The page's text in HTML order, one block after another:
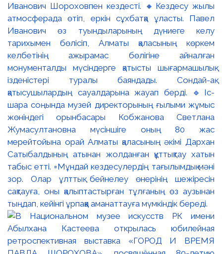
Иванович Шороховпен кездесті. 🔸Кездесу жылы
атмосферада өтіп, еркін сұхбатқа ұласты. Павел
Иванович өз туындыларының дүниеге келу
тарихымен бөлісіп, Алматы қаласының көркем
келбетінің ажырамас бөлігіне айналған
монументалды мүсіндерге қатысты шығармашылық
ізденістері туралы баяндады. Сондай-ақ
қатысушылардың сауалдарына жауап берді. 🔹Іс-
шара соңында музей директорының ғылыми жұмыс
жөніндегі орынбасары Кобжанова Светлана
Жумасултановна мүсіншіге оның 80 жас
мерейтойына орай Алматы қаласының әкімі Дархан
Сатыбалдының атынан жолданған құттықтау хатын
табыс етті. ▫️Мұндай кездесулердің тағылымдық мәні
зор. Олар ұлттық бейнелеу өнерінің шежіресін
сақтауға, оны қалыптастырған тұлғаның өз аузынан
тыңдап, кейінгі ұрпаққа аманаттауға мүмкіндік береді.